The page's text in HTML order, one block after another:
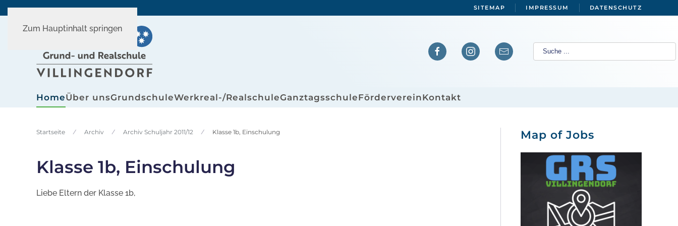
Zum Hauptinhalt springen
SITEMAP IMPRESSUM DATENSCHUTZ
HomeÜber unsGrundschuleWerkreal-/RealschuleGanztagsschuleFördervereinKontakt
Startseite Archiv Archiv Schuljahr 2011/12 Klasse 1b, Einschulung
Klasse 1b, Einschulung
Liebe Eltern der Klasse 1b,
Map of Jobs